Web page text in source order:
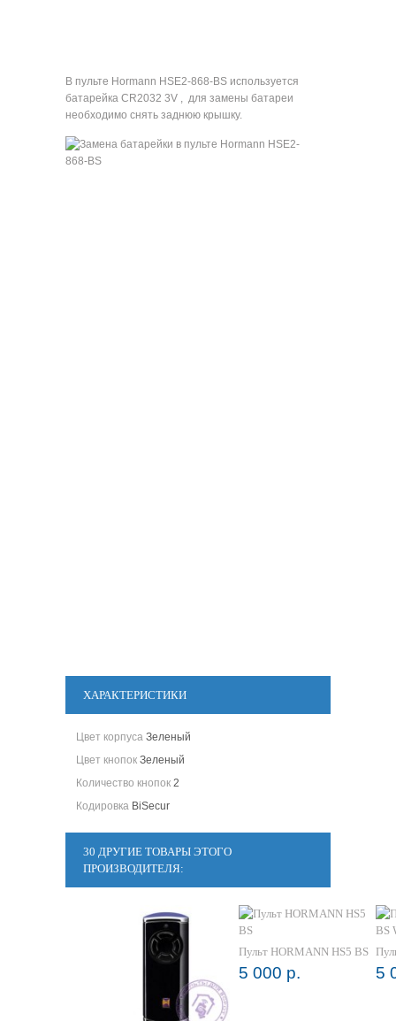
В пульте Hormann HSE2-868-BS используется
батарейка CR2032 3V , для замены батареи
необходимо снять заднюю крышку.
ХАРАКТЕРИСТИКИ
Цвет корпуса Зеленый
Цвет кнопок Зеленый
Количество кнопок 2
Кодировка BiSecur
30 ДРУГИЕ ТОВАРЫ ЭТОГО
ПРОИЗВОДИТЕЛЯ:
Пульт HORMANN HS5 BS
5 000 р. 5